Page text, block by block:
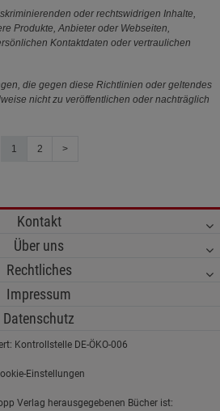
oder rechtswidrigen Inhalte,
Produkte, Anbieter oder Webseiten,
Kontaktdaten oder vertraulichen
die gegen diese Richtlinien oder geltendes
nicht zu veröffentlichen oder nachträglich
1 2 >
Kontakt
Über uns
Rechtliches
Impressum
Datenschutz
Kontrollstelle DE-ÖKO-006
Einstellungen
Verlag herausgegebenen Bücher ist: